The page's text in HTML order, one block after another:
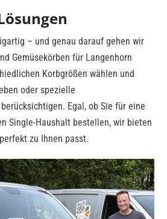
– und genau darauf gehen wir
Gemüsekörben für Langenhorn
Korbgrößen wählen und
oder spezielle
Egal, ob Sie für eine
Single-Haushalt bestellen, wir bieten
zu Ihnen passt.